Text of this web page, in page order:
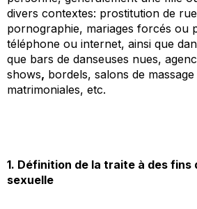
divers contextes: prostitution de
pornographie, mariages forcés ou
téléphone ou internet, ainsi que
que bars de danseuses nues,
shows, bordels, salons de
matrimoniales, etc.
1. Définition de la traite à des fins
sexuelle